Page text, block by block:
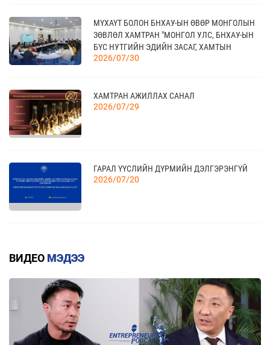
21
10 сар
TEX+ VISION KOREA
11 сар
ҮЗЭСГЭЛЭН
11 сар
КАНАД УЛСАД ЗОХИОН БАЙГУУЛАГДАХ
АХУЙН САЛБАРЫН ҮЗЭСГЭЛЭНД ОРОЛЦОХЫГ
УРЬЖ БАЙНА.
МҮХАҮТ БОЛОН БНХАУ-ЫН ӨВӨР МОНГОЛЫН
ЗӨВЛӨЛ ХАМТРАН "МОНГОЛ УЛС, БНХАУ-ЫН
БҮС НУТГИЙН ЭДИЙН ЗАСАГ, ХАМТЫН
АЖИЛЛАГААНЫ УУЛЗАЛТ"-ЫГ ЗОХИОН
2026/07/30
ХАМТРАН АЖИЛЛАХ САНАЛ
2026/07/29
ГАРАЛ ҮҮСЛИЙН ДҮРМИЙН ДЭЛГЭРЭНГҮЙ
2026/07/20
ЕАЭЗХ, ТҮҮНИЙ ГИШҮҮН ОРНУУДААС МОНГОЛ
УЛС РУУ ХӨНГӨЛТТЭЙ ТАРИФААР
ИМПОРТЛОХ 367 БАРААНЫ ЖАГСААЛТ
ВИДЕО МЭДЭЭ